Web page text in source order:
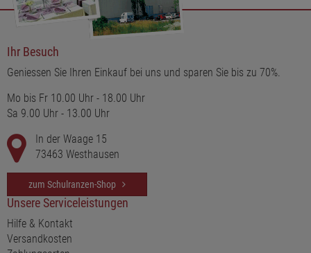
Ihr Besuch
Geniessen Sie Ihren Einkauf bei uns und sparen Sie bis zu 70%.
Mo bis Fr 10.00 Uhr - 18.00 Uhr
Sa 9.00 Uhr - 13.00 Uhr
In der Waage 15
73463 Westhausen
zum Schulranzen-Shop
Unsere Serviceleistungen
Hilfe & Kontakt
Versandkosten